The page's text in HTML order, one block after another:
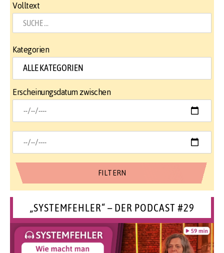
Volltext
Kategorien
Erscheinungsdatum zwischen
„SYSTEMFEHLER“ – DER PODCAST #29